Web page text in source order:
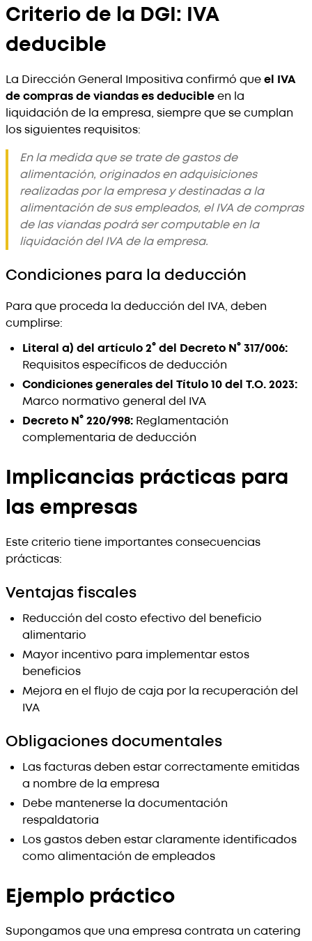
Criterio de la DGI: IVA
deducible
La Dirección General Impositiva confirmó queel IVA
de compras de viandas es deducibleen la
liquidación de la empresa, siempre que se cumplan
los siguientes requisitos:
En la medida que se trate de gastos de
alimentación, originados en adquisiciones
realizadas por la empresa y destinadas a la
alimentación de sus empleados, el IVA de compras
de las viandas podrá ser computable en la
liquidación del IVA de la empresa.
Condiciones para la deducción
Para que proceda la deducción del IVA, deben
cumplirse:
Literal a) del artículo 2° del Decreto N° 317/006:
Requisitos específicos de deducción
Condiciones generales del Título 10 del T.O. 2023:
Marco normativo general del IVA
Decreto N° 220/998: Reglamentación
complementaria de deducción
Implicancias prácticas para
las empresas
Este criterio tiene importantes consecuencias
prácticas:
Ventajas fiscales
Reducción del costo efectivo del beneficio
alimentario
Mayor incentivo para implementar estos
beneficios
Mejora en el flujo de caja por la recuperación del
IVA
Obligaciones documentales
Las facturas deben estar correctamente emitidas
a nombre de la empresa
Debe mantenerse la documentación
respaldatoria
Los gastos deben estar claramente identificados
como alimentación de empleados
Ejemplo práctico
Supongamos que una empresa contrata un catering